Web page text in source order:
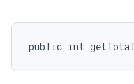
public int